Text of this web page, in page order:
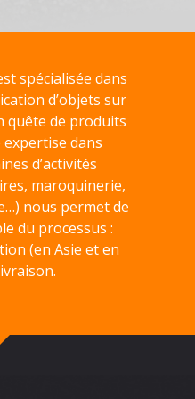
spécialisée dans
d’objets sur
quête de produits
dans
d’activités
maroquinerie,
nous permet de
du processus :
(en Asie et en